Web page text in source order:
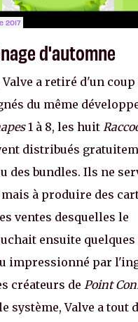
2017
d'automne
a retiré d'un coup
du même
1 à 8, les huit
distribués
des bundles. Ils ne
à produire des
ventes desquelles le
ensuite
impressionné par
créateurs de Point
système, Valve a tout